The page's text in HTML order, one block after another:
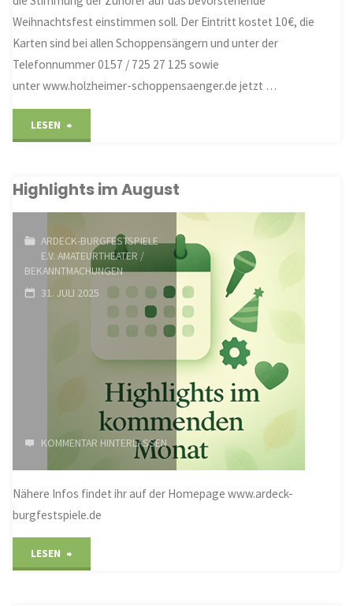
Weihnachtsfest einstimmen soll. Der Eintritt kostet 10€, die
Karten sind bei allen Schoppensängern und unter der
Telefonnummer 0157 / 725 27 125 sowie
unter www.holzheimer-schoppensaenger.de jetzt …
LESEN
Schoppensänger"
Highlights im August
ARDECK-BURGFESTSPIELE
E.V. AMATEURTHEATER /
BEKANNTMACHUNGEN
31. JULI 2025
KOMMENTAR HINTERLASSEN
Nähere Infos findet ihr auf der Homepage www.ardeck-
burgfestspiele.de
LESEN